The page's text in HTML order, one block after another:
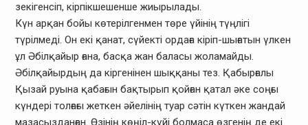
зекігенсіп, кірпікшешенше жиырылады.
Күн арқан бойы көтерілгенмен төре үйінің түңлігі
түрілмеді. Он екі қанат, сүйекті ордаға кіріп-шығатын үлкен
ұл Әбілқайыр ғана, басқа жан баласы жоламайды.
Әбілқайырдың да кіргенінен шыққаны тез. Қабырғалы
Қызай руына қабағын бақтырып қойған қатал әке соңғы
күндері толғағы жеткен әйелінің туар сәтін күткен жандай
мазасызданған. Өзінің көңіл-күйі болмаса өзгенің де екі